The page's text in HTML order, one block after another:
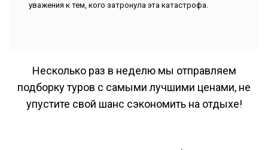
уважения к тем, кого затронула эта катастрофа.
Несколько раз в неделю мы отправляем
подборку туров с самыми лучшими ценами, не
упустите свой шанс сэкономить на отдыхе!